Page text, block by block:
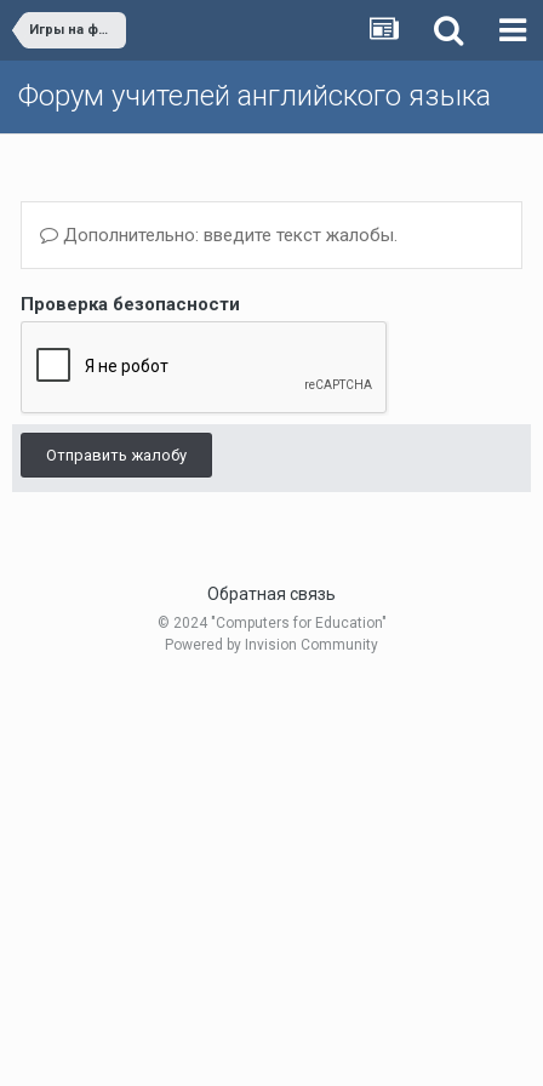
Игры на форуме
Форум учителей английского языка
Дополнительно: введите текст жалобы.
Проверка безопасности
Отправить жалобу
Обратная связь
© 2024 "Computers for Education"
Powered by Invision Community